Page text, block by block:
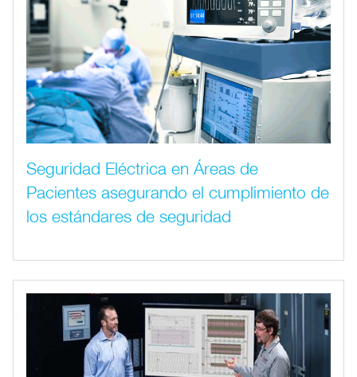
Seguridad Eléctrica en Áreas de
Pacientes asegurando el cumplimiento de
los estándares de seguridad